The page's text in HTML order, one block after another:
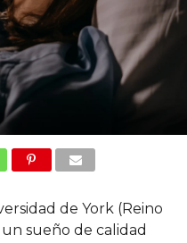
de York (Reino
sueño de calidad